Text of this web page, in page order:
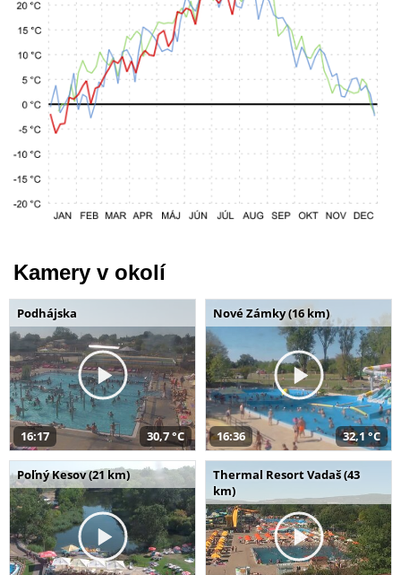
Kamery v okolí
Podhájska
16:17 30,7 °C
Nové Zámky (16 km)
16:36 32,1 °C
Poľný Kesov (21 km)
Thermal Resort Vadaš (43
km)